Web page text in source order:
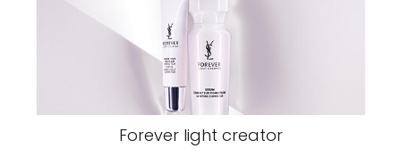
Forever light creator